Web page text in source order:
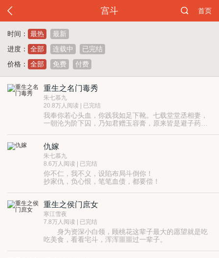
宫斗 首页
时间： 最热
最新
进度：
全部 连载中
已完结
价格：
全部 免费 付费
重生之名门毒秀
朱七慕九
20.8万人阅读 | 已完结
我奉你若心头血，你践我如足下靴。七载堂堂丞相妻，
一朝沦为阶下囚，乃知君赠玉容膏，原来皆是避子药，
仇嫁
朱七慕九
8.6万人阅读 | 已完结
你不仁，我不义，设陷布局斗倒你！
抄家仇，负心恨，笔笔血债，都要偿！
重生之侯门庶女
寒江雪夜
7.8万人阅读 | 已完结
身为资深小白领，顾桃花这辈子最大的愿望就是吃
吃美食，看看宅斗，浑浑噩噩过一辈子。